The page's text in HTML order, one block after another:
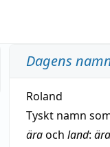
Dagens
Roland
Tyskt namn
äraoch land: